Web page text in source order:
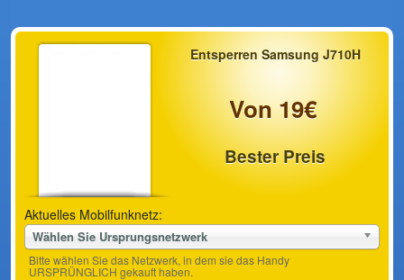
Entsperren Samsung J710H
Von 19€
Bester Preis
Aktuelles Mobilfunknetz:
Wählen Sie Ursprungsnetzwerk
Bitte wählen Sie das Netzwerk, in dem sie das Handy
URSPRÜNGLICH gekauft haben.